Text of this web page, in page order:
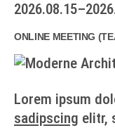
ONLINE MEETING (
Lorem ipsum
sadipscing elitr,